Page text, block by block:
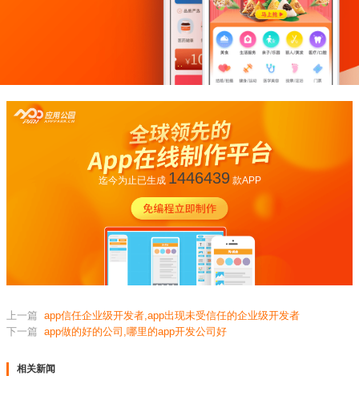
迄今为止已生成 1446439款APP
上一篇 app信任企业级开发者,app出现未受信任的企业级开发者
下一篇 app做的好的公司,哪里的app开发公司好
相关新闻